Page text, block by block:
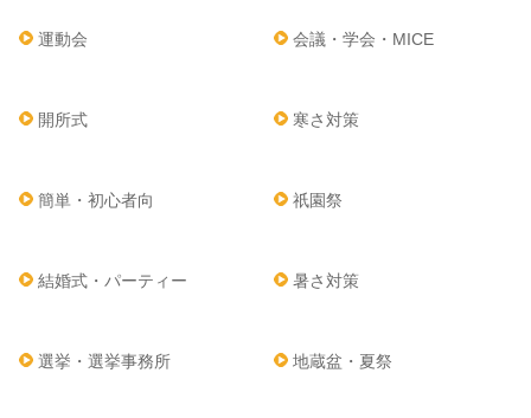
運動会 会議・学会・MICE
開所式 寒さ対策
簡単・初心者向 祇園祭
結婚式・パーティー 暑さ対策
選挙・選挙事務所 地蔵盆・夏祭